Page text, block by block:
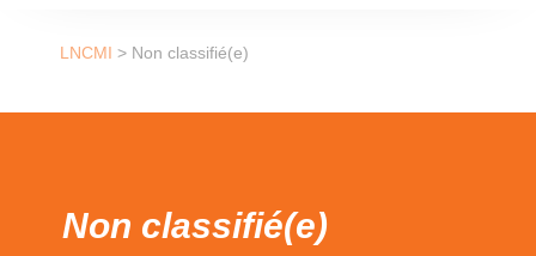
LNCMI > Non classifié(e)
Non classifié(e)